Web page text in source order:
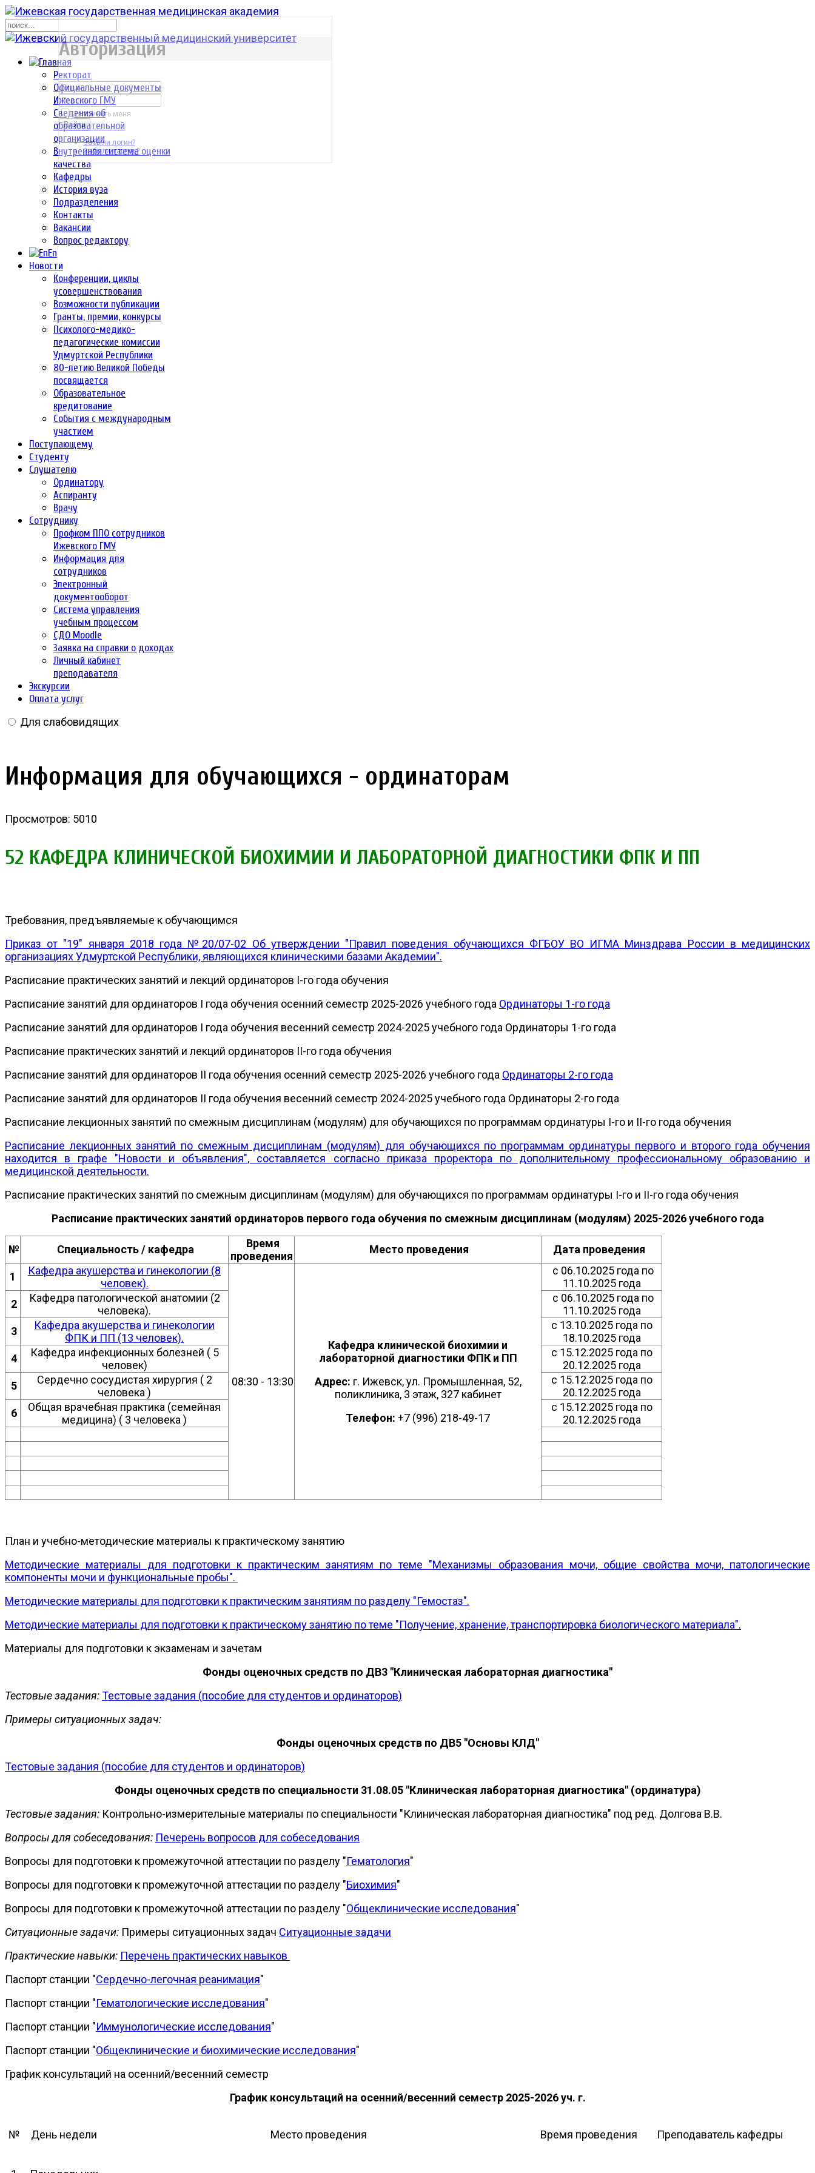
Ректорат
Официальные документы
Ижевского ГМУ
Сведения об
образовательной
организации
Внутренняя система оценки
качества
Кафедры
История вуза
Подразделения
Контакты
Вакансии
Вопрос редактору
En
Новости
Конференции, циклы
усовершенствования
Возможности публикации
Гранты, премии, конкурсы
Психолого-медико-
педагогические комиссии
Удмуртской Республики
80-летию Великой Победы
посвящается
Образовательное
кредитование
События с международным
участием
Поступающему
Студенту
Слушателю
Ординатору
Аспиранту
Врачу
Сотруднику
Профком ППО сотрудников
Ижевского ГМУ
Информация для
сотрудников
Электронный
документооборот
Система управления
учебным процессом
СДО Moodle
Заявка на справки о доходах
Личный кабинет
преподавателя
Экскурсии
Оплата услуг
Для слабовидящих
Информация для обучающихся - ординаторам
Просмотров: 5010
52 КАФЕДРА КЛИНИЧЕСКОЙ БИОХИМИИ И ЛАБОРАТОРНОЙ ДИАГНОСТИКИ ФПК И ПП
Требования, предъявляемые к обучающимся
Приказ от "19" января 2018 года №20/07-02 Об утверждении "Правил поведения обучающихся ФГБОУ ВО ИГМА Минздрава России в медицинских
организациях Удмуртской Республики, являющихся клиническими базами Академии".
Расписание практических занятий и лекций ординаторов I-го года обучения
Расписание занятий для ординаторов I года обучения осенний семестр 2025-2026 учебного года Ординаторы 1-го года
Расписание занятий для ординаторов I года обучения весенний семестр 2024-2025 учебного года Ординаторы 1-го года
Расписание практических занятий и лекций ординаторов II-го года обучения
Расписание занятий для ординаторов II года обучения осенний семестр 2025-2026 учебного года Ординаторы 2-го года
Расписание занятий для ординаторов II года обучения весенний семестр 2024-2025 учебного года Ординаторы 2-го года
Расписание лекционных занятий по смежным дисциплинам (модулям) для обучающихся по программам ординатуры I-го и II-го года обучения
Расписание лекционных занятий по смежным дисциплинам (модулям) для обучающихся по программам ординатуры первого и второго года обучения
находится в графе "Новости и объявления", составляется согласно приказа проректора по дополнительному профессиональному образованию и
медицинской деятельности.
Расписание практических занятий по смежным дисциплинам (модулям) для обучающихся по программам ординатуры I-го и II-го года обучения
Расписание практических занятий ординаторов первого года обучения по смежным дисциплинам (модулям) 2025-2026 учебного года
№ Специальность / кафедра
Время
проведения
Место проведения Дата проведения
1
Кафедра акушерства и гинекологии (8
человек).
08:30 - 13:30
Кафедра клинической биохимии и
лабораторной диагностики ФПК и ПП
Адрес: г. Ижевск, ул. Промышленная, 52,
поликлиника, 3 этаж, 327 кабинет
Телефон: +7 (996) 218-49-17
с 06.10.2025 года по
11.10.2025 года
2
Кафедра патологической анатомии (2
человека).
с 06.10.2025 года по
11.10.2025 года
3
Кафедра акушерства и гинекологии
ФПК и ПП (13 человек).
с 13.10.2025 года по
18.10.2025 года
4
Кафедра инфекционных болезней ( 5
человек)
с 15.12.2025 года по
20.12.2025 года
5
Сердечно сосудистая хирургия ( 2
человека )
с 15.12.2025 года по
20.12.2025 года
6
Общая врачебная практика (семейная
медицина) ( 3 человека )
с 15.12.2025 года по
20.12.2025 года
План и учебно-методические материалы к практическому занятию
Методические материалы для подготовки к практическим занятиям по теме "Механизмы образования мочи, общие свойства мочи, патологические
компоненты мочи и функциональные пробы".
Методические материалы для подготовки к практическим занятиям по разделу "Гемостаз".
Методические материалы для подготовки к практическому занятию по теме "Получение, хранение, транспортировка биологического материала".
Материалы для подготовки к экзаменам и зачетам
Фонды оценочных средств по ДВ3 "Клиническая лабораторная диагностика"
Тестовые задания:Тестовые задания (пособие для студентов и ординаторов)
Примеры ситуационных задач:
Фонды оценочных средств по ДВ5 "Основы КЛД"
Тестовые задания (пособие для студентов и ординаторов)
Фонды оценочных средств по специальности 31.08.05 "Клиническая лабораторная диагностика" (ординатура)
Тестовые задания: Контрольно-измерительные материалы по специальности "Клиническая лабораторная диагностика" под ред. Долгова В.В.
Вопросы для собеседования: Печерень вопросов для собеседования
Вопросы для подготовки к промежуточной аттестации по разделу "Гематология"
Вопросы для подготовки к промежуточной аттестации по разделу "Биохимия"
Вопросы для подготовки к промежуточной аттестации по разделу "Общеклинические исследования"
Ситуационные задачи: Примеры ситуационных задач Ситуационные задачи
Практические навыки: Перечень практических навыков
Паспорт станции "Сердечно-легочная реанимация"
Паспорт станции "Гематологические исследования"
Паспорт станции "Иммунологические исследования"
Паспорт станции "Общеклинические и биохимические исследования"
График консультаций на осенний/весенний семестр
График консультаций на осенний/весенний семестр 2025-2026 уч. г.
№ День недели Место проведения Время проведения Преподаватель кафедры
р
Авторизация
Запомнить меня
Войти
Забыли логин?
Забыли пароль?